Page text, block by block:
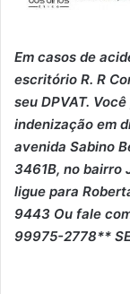
Em casos de
escritório R. R
seu DPVAT.
indenização em
avenida Sabino
3461B, no bairro
ligue para
9443 Ou fale
99975-2778**